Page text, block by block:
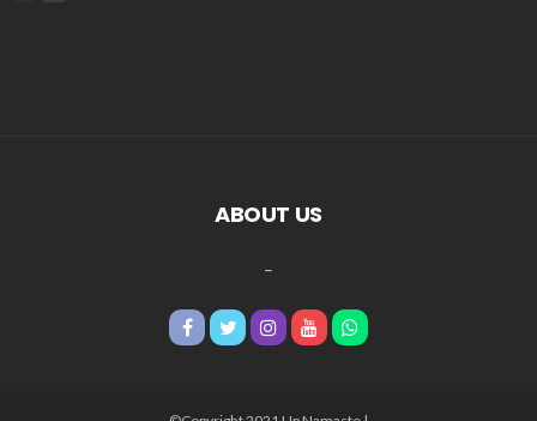
ABOUT US